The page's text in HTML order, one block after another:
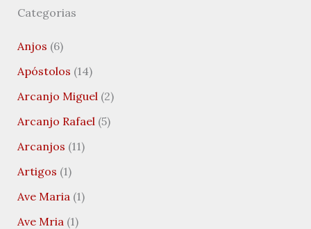
Categorias
Anjos (6)
Apóstolos (14)
Arcanjo Miguel (2)
Arcanjo Rafael (5)
Arcanjos (11)
Artigos (1)
Ave Maria (1)
Ave Mria (1)